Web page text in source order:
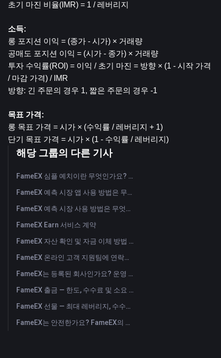
초기 마진 비율(IMR) = 1 / 레버리지
소득:
롱 포지션 이익 = (종가 - 시가) × 거래량
공매도 포지션 이익 = (시가 - 종가) × 거래량
투자 수익률(ROI) = 이익 / 초기 마진 = 방향 × (1 - 시작 가격
/ 마감 가격) / IMR
방향: 긴 주문의 경우 1, 짧은 주문의 경우 -1
목표 가격:
롱 목표 가격 = 시가 × (수익률 / 레버리지 + 1)
단기 목표 가격 = 시가 × (1 - 수익률 / 레버리지)
해당 그룹의 다른 기사
FameEX 심플 예치이란 무엇인가요? 변동형 및 고정형 상품 가이드
FameEX 예측 시장 앱 사용 방법은 무엇인가요?
FameEX 예측 시장 사용 방법은 무엇인가요? (웹)
FameEX Earn 서비스 계약
FameEX 자산 확인 및 자금 이체 방법 (앱)
FameEX 온라인 고객 지원팀에 연락하는 방법은 무엇인가요?
FameEX는 등록된 회사인가요? 운영 주체 및 등록 정보
FameEX 출금 — 한도, 수수료 및 소요 시간
FameEX 선물 — 최대 레버리지, 수수료, USDⓈ-M 무기한
FameEX는 안전한가요? FameEX의 사용자 자산 보호 방식